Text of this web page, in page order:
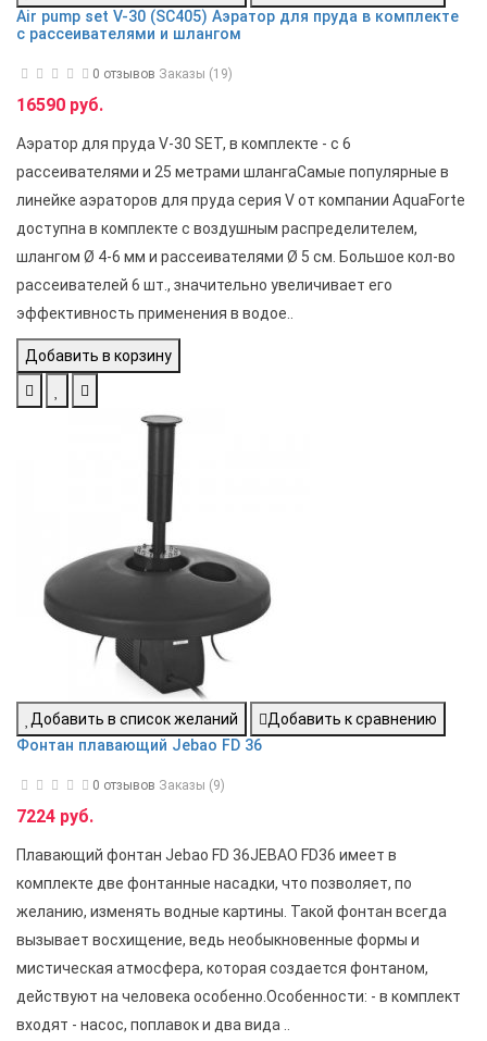
Air pump set V-30 (SC405) Аэратор для пруда в комплекте
с рассеивателями и шлангом
0 отзывов Заказы (19)
16590 руб.
Аэратор для пруда V-30 SET, в комплекте - с 6
рассеивателями и 25 метрами шлангаСамые популярные в
линейке аэраторов для пруда серия V от компании AquaForte
доступна в комплекте с воздушным распределителем,
шлангом Ø 4-6 мм и рассеивателями Ø 5 см. Большое кол-во
рассеивателей 6 шт., значительно увеличивает его
эффективность применения в водое..
Добавить в корзину
Добавить в список желаний
Добавить к сравнению
Фонтан плавающий Jebao FD 36
0 отзывов Заказы (9)
7224 руб.
Плавающий фонтан Jebao FD 36JEBAO FD36 имеет в
комплекте две фонтанные насадки, что позволяет, по
желанию, изменять водные картины. Такой фонтан всегда
вызывает восхищение, ведь необыкновенные формы и
мистическая атмосфера, которая создается фонтаном,
действуют на человека особенно.Особенности: - в комплект
входят - насос, поплавок и два вида ..